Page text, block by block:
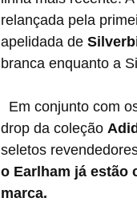
relançada pela
apelidada de
branca enquanto a
drop da coleção
seletos
o Earlham já estão
marca.